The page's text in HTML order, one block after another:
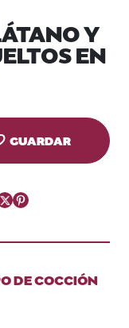
Y
EN
GUARDAR
Pinterest
DE COCCIÓN